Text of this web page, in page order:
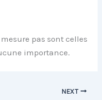
pas sont celles
importance.
NEXT